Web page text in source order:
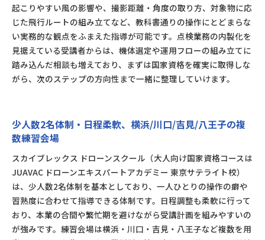
起こりやすい風の影響や、撮影距離・角度の取り方、対象物に応
じた飛行ルートの組み立てなど、教科書通りの操作にとどまらな
い実務的な観点をふまえた指導が可能です。点検業務の内製化を
見据えている受講者からは、機体選定や運用フローの組み立てに
踏み込んだ相談も増えており、まずは国家資格を確実に取得しな
がら、次のステップの方向性まで一緒に整理していけます。
少人数2名体制・日程柔軟、横浜/川口/吉見/八王子の複
数練習会場
スカイブレックス ドローンスクール（大人向け国家資格コースは
JUAVAC ドローンエキスパートアカデミー 東京サテライト校）
は、少人数2名体制を基本としており、一人ひとりの操作の癖や
習熟度に合わせて指導できる体制です。日程調整も柔軟に行って
おり、本業の合間や繁忙期を避けながら受講計画を組みやすいの
が強みです。練習会場は横浜・川口・吉見・八王子など複数を用